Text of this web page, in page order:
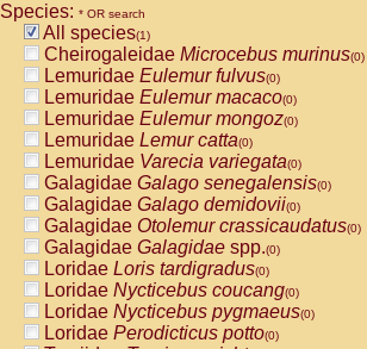
CebidaeCebus capucinus
CebidaeCebus nigrivittatus
CebidaeCebus spp.(0)
CebidaeSaimiri boliviensis(0)
CebidaeSaimiri sciureus(0)
AtelidaeAlouatta caraya(0)
AtelidaeAlouatta fusca(0)
AtelidaeAlouatta seniculus(0)
AtelidaeAlouattaspp.(0)
AtelidaeAteles belzebuth(0)
AtelidaeAteles geoffroyi(0)
AtelidaeAteles paniscus(0)
AtelidaeAtelesspp.(0)
AtelidaeLagothrix lagothricha(0)
AtelidaeLagothrix lagothricha cana
PitheciidaeCacajao calvus
Species: * OR search
All species(1)
Cheirogaleidae Microcebus murinus(0)
Lemuridae Eulemur fulvus(0)
Lemuridae Eulemur macaco(0)
Lemuridae Eulemur mongoz(0)
Lemuridae Lemur catta(0)
Lemuridae Varecia variegata(0)
Galagidae Galago senegalensis(0)
Galagidae Galago demidovii(0)
Galagidae Otolemur crassicaudatus(0)
Galagidae Galagidae spp.(0)
Loridae Loris tardigradus(0)
Loridae Nycticebus coucang(0)
Loridae Nycticebus pygmaeus(0)
Loridae Perodicticus potto(0)